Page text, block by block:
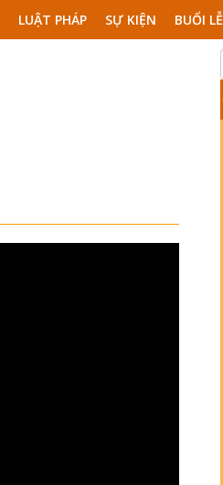
LUẬT PHÁP SỰ KIỆN BUỔI LỄ